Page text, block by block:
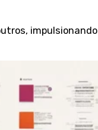
impulsionando